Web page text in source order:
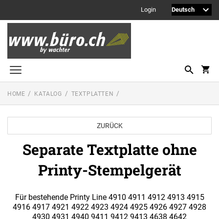
Login
Printy Textstempel
Taschenstempel
Professional Textstempel
Professional Datum- und Ziffernbandstempel
PROFESSIONAL LINE DATUMSTEMPEL
PROFESSIONAL LINE
WORTBANDDREHSTEMPEL
Printy Datumstempel
Office Printy
Textplatten
HOME KATALOG TEXTPLATTEN
ZURÜCK
Separate Textplatte ohne
Printy-Stempelgerät
Für bestehende Printy Line 4910 4911 4912 4913 4915
4916 4917 4921 4922 4923 4924 4925 4926 4927 4928
4930 4931 4940 9411 9412 9413 4638 4642